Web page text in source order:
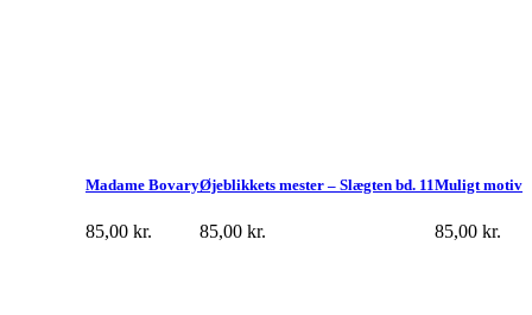
Muligt motiv
85,00 kr.
Øjeblikkets mester – Slægten bd. 11
85,00 kr.
Madame Bovary
85,00 kr.